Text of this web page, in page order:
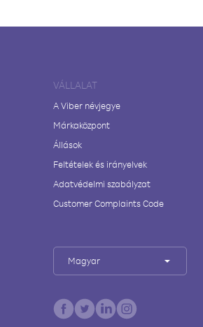
VÁLLALAT
A Viber névjegye
Márkaközpont
Állások
Feltételek és irányelvek
Adatvédelmi szabályzat
Customer Complaints Code
Magyar